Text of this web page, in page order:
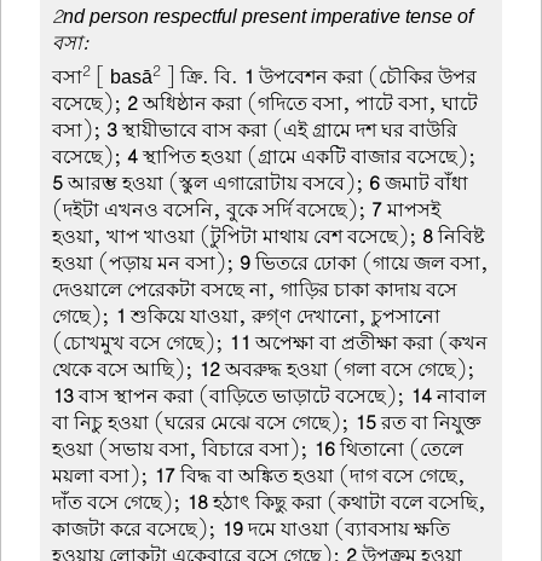
2nd person respectful present imperative tense of
বসা:
বসা2 [ basā2 ] ক্রি. বি. 1 উপবেশন করা (চৌকির উপর
বসেছে); 2অধিষ্ঠান করা (গদিতে বসা, পাটে বসা, ঘাটে
বসা); 3স্থায়ীভাবে বাস করা (এই গ্রামে দশ ঘর বাউরি
বসেছে);4স্থাপিত হওয়া (গ্রামে একটি বাজার বসেছে);
5আরম্ভ হওয়া (স্কুল এগারোটায় বসবে); 6জমাট বাঁধা
(দইটা এখনও বসেনি, বুকে সর্দি বসেছে); 7মাপসই
হওয়া, খাপ খাওয়া (টুপিটা মাথায় বেশ বসেছে); 8নিবিষ্ট
হওয়া (পড়ায় মন বসা); 9ভিতরে ঢোকা (গায়ে জল বসা,
দেওয়ালে পেরেকটা বসছে না, গাড়ির চাকা কাদায় বসে
গেছে); 1 শুকিয়ে যাওয়া, রুগ্ণ দেখানো, চুপসানো
(চোখমুখ বসে গেছে); 11 অপেক্ষা বা প্রতীক্ষা করা (কখন
থেকে বসে আছি); 12অবরুদ্ধ হওয়া (গলা বসে গেছে);
13বাস স্থাপন করা (বাড়িতে ভাড়াটে বসেছে); 14নাবাল
বা নিচু হওয়া (ঘরের মেঝে বসে গেছে); 15রত বা নিযুক্ত
হওয়া (সভায় বসা, বিচারে বসা); 16থিতানো (তেলে
ময়লা বসা); 17বিদ্ধ বা অঙ্কিত হওয়া (দাগ বসে গেছে,
দাঁত বসে গেছে); 18হঠাৎ কিছু করা (কথাটা বলে বসেছি,
কাজটা করে বসেছে); 19দমে যাওয়া (ব্যাবসায় ক্ষতি